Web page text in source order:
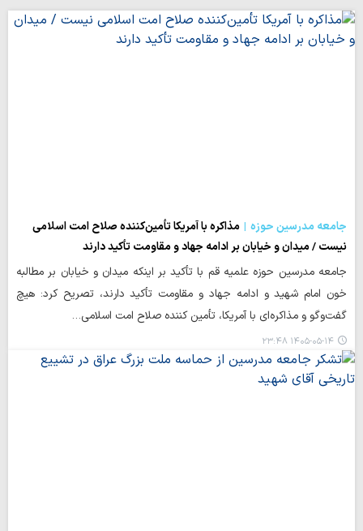
جامعه مدرسین حوزه
مذاکره با آمریکا تأمین‌کننده صلاح امت اسلامی
نیست / میدان و خیابان بر ادامه جهاد و مقاومت تأکید دارند
جامعه مدرسین حوزه علمیه قم با تأکید بر اینکه میدان و خیابان بر مطالبه
خون امام شهید و ادامه جهاد و مقاومت تأکید دارند، تصریح کرد: هیچ
گفت‌وگو و مذاکره‌ای با آمریکا، تأمین کننده صلاح امت اسلامی…
۱۴۰۵-۰۵-۱۴ ۲۳:۴۸